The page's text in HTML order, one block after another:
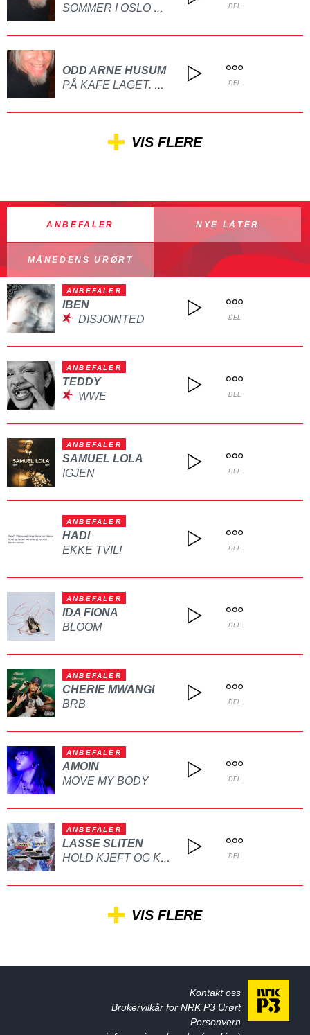
SOMMER I OSLO BY LAGET PÅ GITAR DEL
ODD ARNE HUSUM
PÅ KAFE LAGET. PÅ GITAR DEL
VIS FLERE
ANBEFALER NYE LÅTER
MÅNEDENS URØRT
ANBEFALER
IBEN
DISJOINTED
DEL
ANBEFALER
TEDDY
WWE
DEL
ANBEFALER
SAMUEL LOLA
IGJEN
DEL
ANBEFALER
HADI
EKKE TVIL!
DEL
ANBEFALER
IDA FIONA
BLOOM
DEL
ANBEFALER
CHERIE MWANGI
BRB
DEL
ANBEFALER
AMOIN
MOVE MY BODY
DEL
ANBEFALER
LASSE SLITEN
HOLD KJEFT OG KYSS MEG DEL
VIS FLERE
Kontakt oss
Brukervilkår for NRK P3 Urørt
Personvern